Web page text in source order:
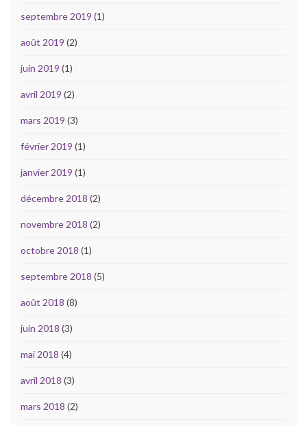
septembre 2019 (1)
août 2019 (2)
juin 2019 (1)
avril 2019 (2)
mars 2019 (3)
février 2019 (1)
janvier 2019 (1)
décembre 2018 (2)
novembre 2018 (2)
octobre 2018 (1)
septembre 2018 (5)
août 2018 (8)
juin 2018 (3)
mai 2018 (4)
avril 2018 (3)
mars 2018 (2)